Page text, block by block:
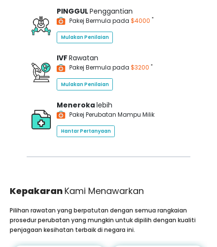
PINGGULPenggantian
Pakej Bermula pada $4000 *
Mulakan Penilaian
IVFRawatan
Pakej Bermula pada $3200 *
Mulakan Penilaian
Menerokalebih
Pakej Perubatan Mampu Milik
Hantar Pertanyaan
Kepakaran Kami Menawarkan
Pilihan rawatan yang berpatutan dengan semua rangkaian
prosedur perubatan yang mungkin untuk dipilih dengan kualiti
penjagaan kesihatan terbaik di negara ini.